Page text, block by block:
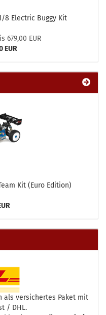
8 Electric Buggy Kit
679,00 EUR
EUR
Kit (Euro Edition)
als versichertes Paket mit
/ DHL.